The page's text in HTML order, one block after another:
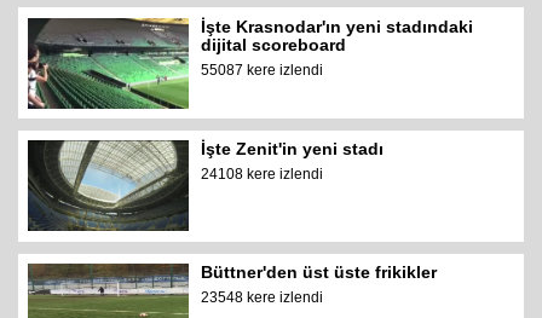
İşte Krasnodar'ın yeni stadındaki
dijital scoreboard
55087 kere izlendi
İşte Zenit'in yeni stadı
24108 kere izlendi
Büttner'den üst üste frikikler
23548 kere izlendi